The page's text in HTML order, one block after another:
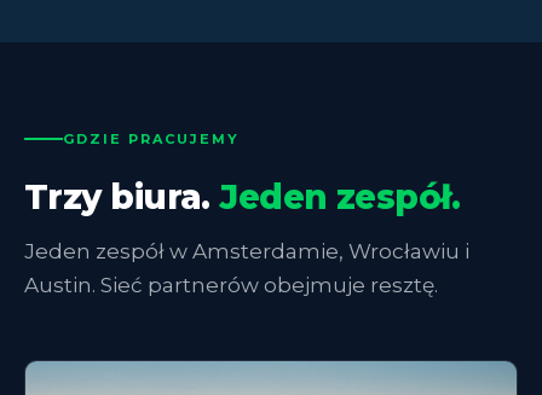
GDZIE PRACUJEMY
Trzy biura.Jeden zespół.
Jeden zespół w Amsterdamie, Wrocławiu i
Austin. Sieć partnerów obejmuje resztę.